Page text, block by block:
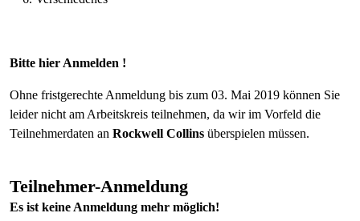
Bitte hier Anmelden !
Ohne fristgerechte Anmeldung bis zum 03. Mai 2019 können Sie
leider nicht am Arbeitskreis teilnehmen, da wir im Vorfeld die
Teilnehmerdaten an Rockwell Collins überspielen müssen.
Teilnehmer-Anmeldung
Es ist keine Anmeldung mehr möglich!